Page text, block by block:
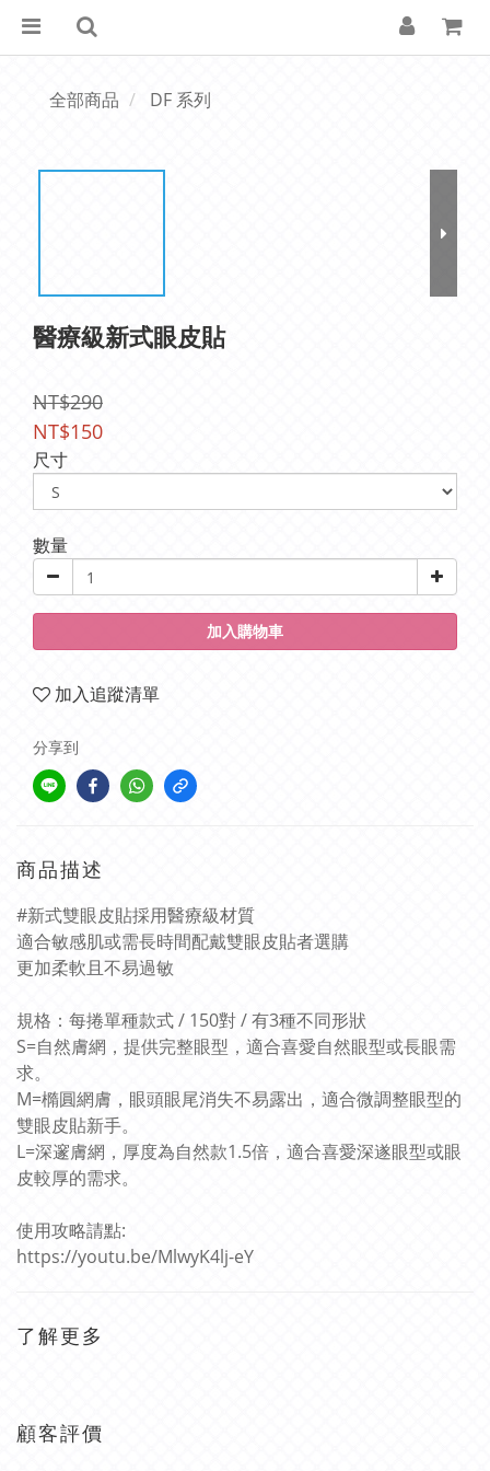
全部商品 DF 系列
醫療級新式眼皮貼
NT$290
NT$150
尺寸
數量
加入購物車
加入追蹤清單
分享到
商品描述
#新式雙眼皮貼採用醫療級材質
適合敏感肌或需長時間配戴雙眼皮貼者選購
更加柔軟且不易過敏
規格：每捲單種款式 / 150對 / 有3種不同形狀
S=自然膚網，提供完整眼型，適合喜愛自然眼型或長眼需
求。
M=橢圓網膚，眼頭眼尾消失不易露出，適合微調整眼型的
雙眼皮貼新手。
L=深邃膚網，厚度為自然款1.5倍，適合喜愛深遂眼型或眼
皮較厚的需求。
使用攻略請點:
https://youtu.be/MlwyK4lj-eY
了解更多
顧客評價